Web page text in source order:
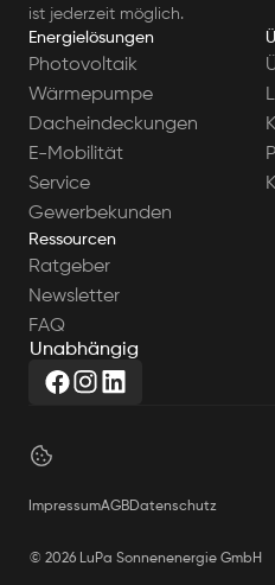
Unabhängig
Energielösungen
Photovoltaik
Wärmepumpe
Dacheindeckungen
E-Mobilität
Service
Gewerbekunden
Ressourcen
Ratgeber
Newsletter
FAQ
ist jederzeit möglich.
© 2026 LuPa Sonnenenergie GmbH
ImpressumAGBDatenschutz